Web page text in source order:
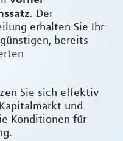
. Der
erhalten Sie Ihr
bereits
Sie sich effektiv
und
Konditionen für